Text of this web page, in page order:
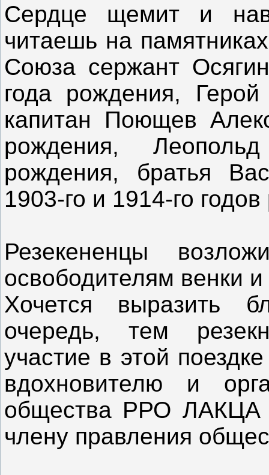
Сердце щемит и
читаешь на
Союза сержант
года рождения,
капитан Поющев
рождения,
рождения, братья
1903-го и 1914-го
Резекененцы
освободителям венки
Хочется выразить
очередь, тем
участие в этой
вдохновителю и
общества РРО ЛАКЦА
члену правления